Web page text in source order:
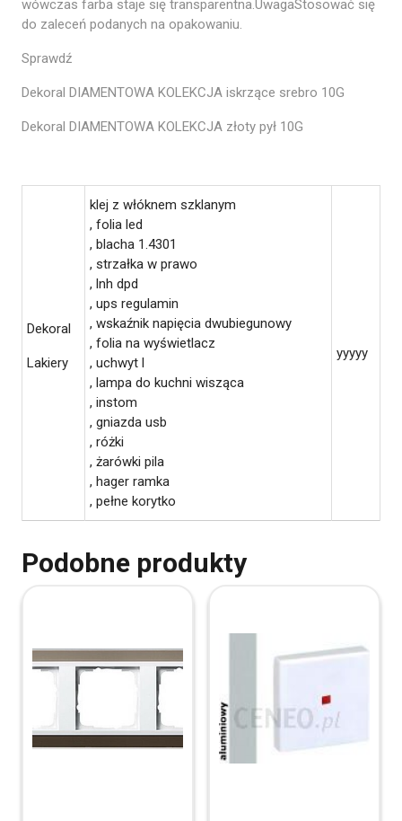
wówczas farba staje się transparentna.UwagaStosować się
do zaleceń podanych na opakowaniu.
Sprawdź
Dekoral DIAMENTOWA KOLEKCJA iskrzące srebro 10G
Dekoral DIAMENTOWA KOLEKCJA złoty pył 10G
Dekoral
Lakiery
klej z włóknem szklanym
, folia led
, blacha 1.4301
, strzałka w prawo
, lnh dpd
, ups regulamin
, wskaźnik napięcia dwubiegunowy
, folia na wyświetlacz
, uchwyt l
, lampa do kuchni wisząca
, instom
, gniazda usb
, różki
, żarówki pila
, hager ramka
, pełne korytko
yyyyy
Podobne produkty